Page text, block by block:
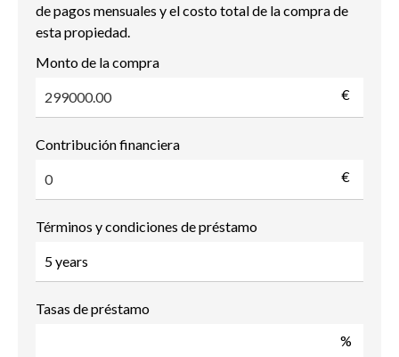
de pagos mensuales y el costo total de la compra de
esta propiedad.
Monto de la compra
€
Contribución financiera
€
Términos y condiciones de préstamo
Tasas de préstamo
%